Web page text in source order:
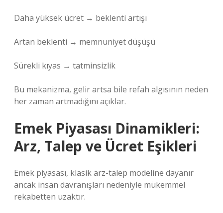
Daha yüksek ücret → beklenti artışı
Artan beklenti → memnuniyet düşüşü
Sürekli kıyas → tatminsizlik
Bu mekanizma, gelir artsa bile refah algısının neden
her zaman artmadığını açıklar.
Emek Piyasası Dinamikleri:
Arz, Talep ve Ücret Eşikleri
Emek piyasası, klasik arz-talep modeline dayanır
ancak insan davranışları nedeniyle mükemmel
rekabetten uzaktır.